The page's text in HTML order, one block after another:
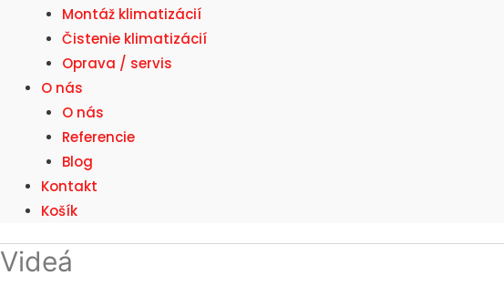
Montáž klimatizácií
Čistenie klimatizácií
Oprava / servis
O nás
O nás
Referencie
Blog
Kontakt
Košík
Videá